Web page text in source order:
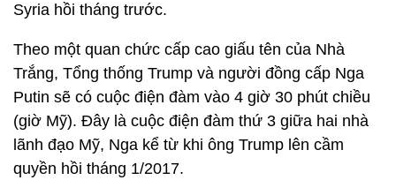
Syria hồi tháng trước.
Theo một quan chức cấp cao giấu tên của Nhà
Trắng, Tổng thống Trump và người đồng cấp Nga
Putin sẽ có cuộc điện đàm vào 4 giờ 30 phút chiều
(giờ Mỹ). Đây là cuộc điện đàm thứ 3 giữa hai nhà
lãnh đạo Mỹ, Nga kể từ khi ông Trump lên cầm
quyền hồi tháng 1/2017.